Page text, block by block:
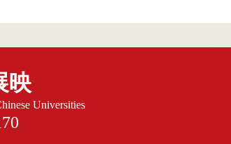
映
Universities